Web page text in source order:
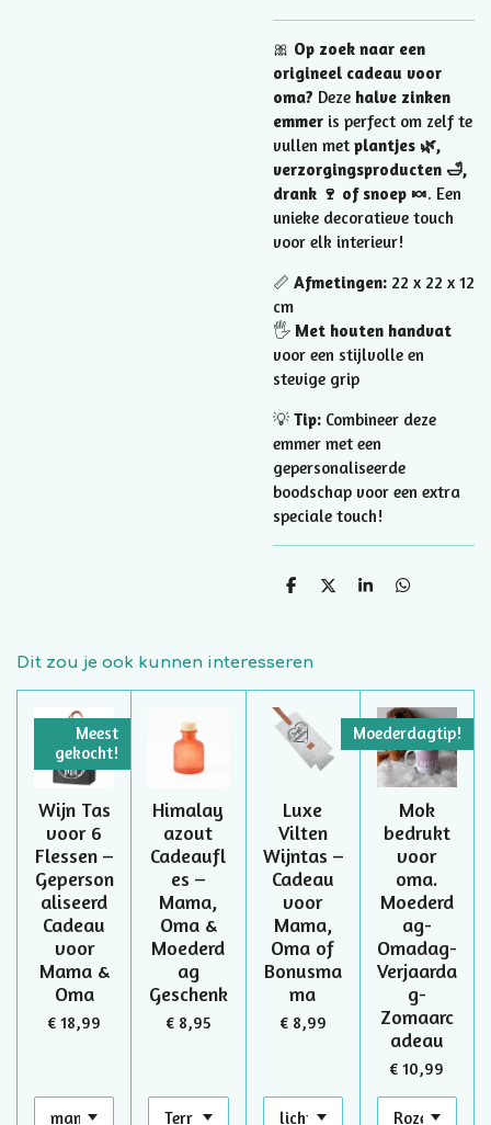
🎀 Op zoek naar een
origineel cadeau voor
oma? Deze halve zinken
emmer is perfect om zelf te
vullen met plantjes 🌿,
verzorgingsproducten 🛁,
drank 🍷 of snoep 🍬. Een
unieke decoratieve touch
voor elk interieur!
📏 Afmetingen: 22 x 22 x 12
cm
🖐️ Met houten handvat
voor een stijlvolle en
stevige grip
💡 Tip: Combineer deze
emmer met een
gepersonaliseerde
boodschap voor een extra
speciale touch!
D
n
D
S
D
Dit zou je ook kunnen interesseren
Meest
gekocht!
Wijn Tas
voor 6
Flessen –
Geperson
aliseerd
Cadeau
voor
Mama &
Oma
€ 18,99
Himalay
azout
Cadeaufl
es –
Mama,
Oma &
Moederd
ag
Geschenk
€ 8,95
Luxe
Vilten
Wijntas –
Cadeau
voor
Mama,
Oma of
Bonusma
ma
€ 8,99
Moederdagtip!
Mok
bedrukt
voor
oma.
Moederd
ag-
Omadag-
Verjaarda
g-
Zomaarc
adeau
€ 10,99